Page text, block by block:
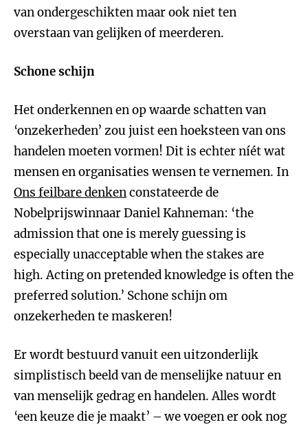
van ondergeschikten maar ook niet ten
overstaan van gelijken of meerderen.
Schone schijn
Het onderkennen en op waarde schatten van
‘onzekerheden’ zou juist een hoeksteen van ons
handelen moeten vormen! Dit is echter níét wat
mensen en organisaties wensen te vernemen. In
Ons feilbare denkenconstateerde de
Nobelprijswinnaar Daniel Kahneman: ‘the
admission that one is merely guessing is
especially unacceptable when the stakes are
high. Acting on pretended knowledge is often the
preferred solution.’ Schone schijn om
onzekerheden te maskeren!
Er wordt bestuurd vanuit een uitzonderlijk
simplistisch beeld van de menselijke natuur en
van menselijk gedrag en handelen. Alles wordt
‘een keuze die je maakt’ – we voegen er ook nog